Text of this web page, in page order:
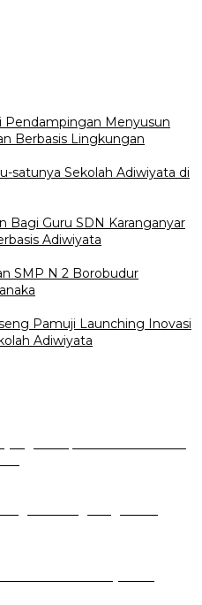
Pendampingan Menyusun
Berbasis Lingkungan
satunya Sekolah Adiwiyata di
Bagi Guru SDN Karanganyar
Adiwiyata
SMP N 2 Borobudur
Pamuji Launching Inovasi
Adiwiyata